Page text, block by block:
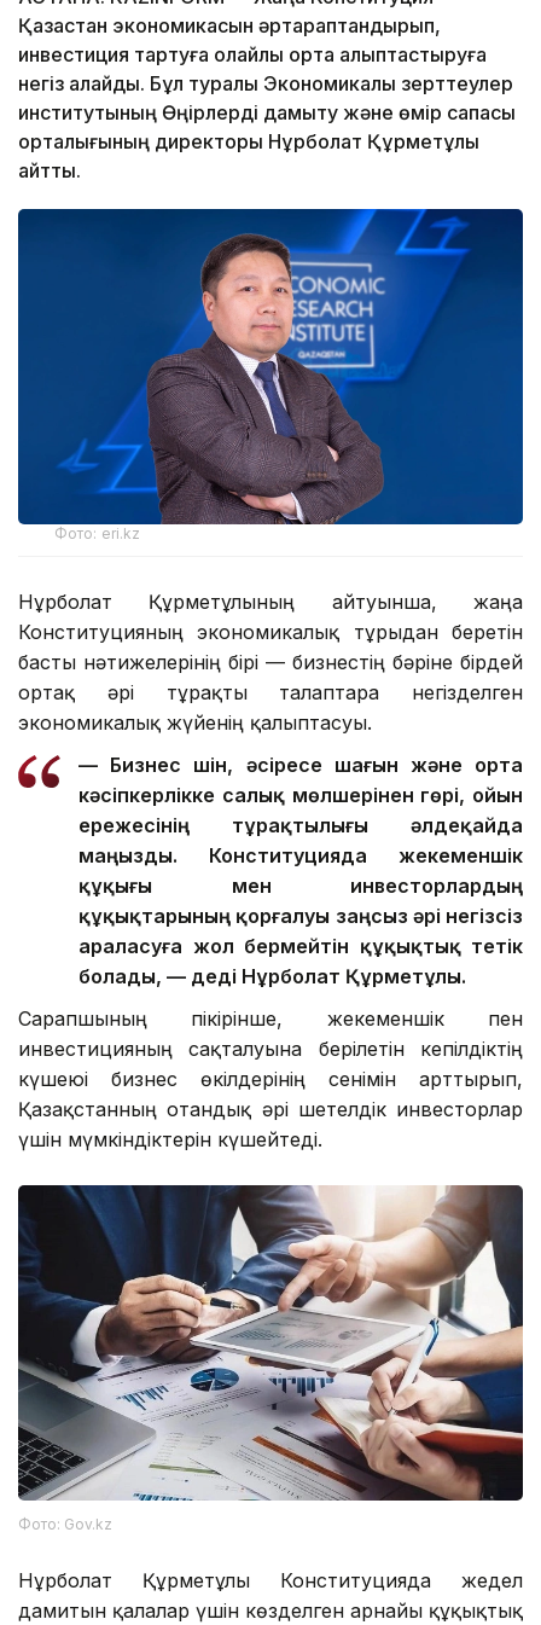
Қазақстан экономикасын әртараптандырып,
инвестиция тартуға қолайлы орта қалыптастыруға
негіз қалайды. Бұл туралы Экономикалық зерттеулер
институтының Өңірлерді дамыту және өмір сапасы
орталығының директоры Нұрболат Құрметұлы
айтты.
Фото: eri.kz
Нұрболат Құрметұлының айтуынша, жаңа
Конституцияның экономикалық тұрғыдан беретін
басты нәтижелерінің бірі — бизнестің бәріне бірдей
ортақ әрі тұрақты талаптарға негізделген
экономикалық жүйенің қалыптасуы.
— Бизнес үшін, әсіресе шағын және орта
кәсіпкерлікке салық мөлшерінен гөрі, ойын
ережесінің тұрақтылығы әлдеқайда
маңызды. Конституцияда жекеменшік
құқығы мен инвесторлардың
құқықтарының қорғалуы заңсыз әрі негізсіз
араласуға жол бермейтін құқықтық тетік
болады, — деді Нұрболат Құрметұлы.
Сарапшының пікірінше, жекеменшік пен
инвестицияның сақталуына берілетін кепілдіктің
күшеюі бизнес өкілдерінің сенімін арттырып,
Қазақстанның отандық әрі шетелдік инвесторлар
үшін мүмкіндіктерін күшейтеді.
Фото: Gov.kz
Нұрболат Құрметұлы Конституцияда жедел
дамитын қалалар үшін көзделген арнайы құқықтық